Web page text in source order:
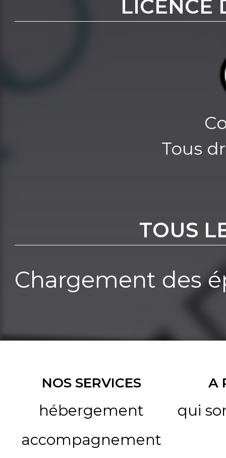
LICENCE
Tous
TOUS
Chargement des
NOS SERVICES
hébergement
accompagnement
A
qui